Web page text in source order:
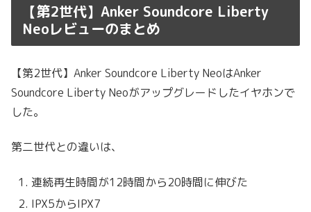
【第2世代】Anker Soundcore Liberty
Neoレビューのまとめ
【第2世代】Anker Soundcore Liberty NeoはAnker
Soundcore Liberty Neoがアップグレードしたイヤホンで
した。
第二世代との違いは、
連続再生時間が12時間から20時間に伸びた
IPX5からIPX7